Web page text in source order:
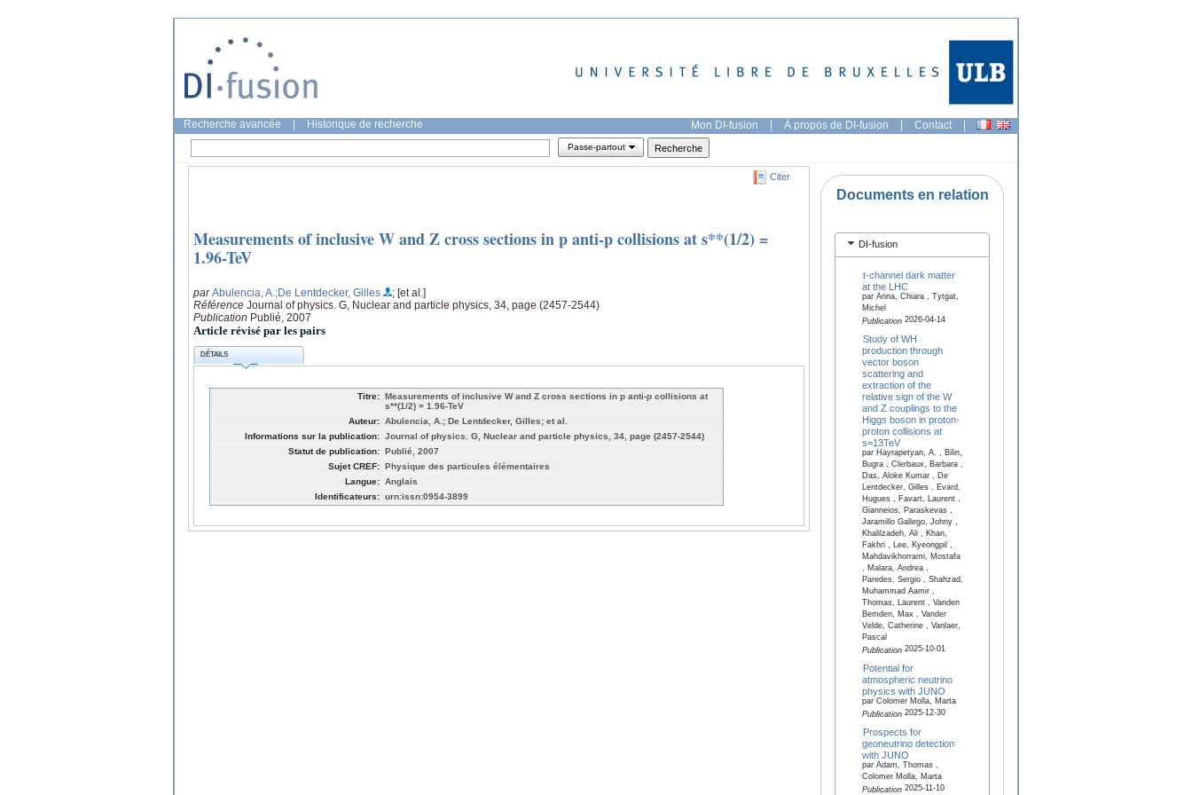
Recherche avancée Historique de recherche Mon DI-fusion | À propos de DI-fusion | Contact |
Passe-partout
Citer
Measurements of inclusive W and Z cross sections in p anti-p collisions at s**(1/2) =
1.96-TeV
parAbulencia, A. ;De Lentdecker, Gilles
; [et al.]
Référence Journal of physics. G, Nuclear and particle physics, 34, page (2457-2544)
Publication Publié, 2007
Article révisé par les pairs
DÉTAILS
Titre: Measurements of inclusive W and Z cross sections in p anti-p collisions at
s**(1/2) = 1.96-TeV
Auteur: Abulencia, A.; De Lentdecker, Gilles; et al.
Informations sur la publication: Journal of physics. G, Nuclear and particle physics, 34, page (2457-2544)
Statut de publication: Publié, 2007
Sujet CREF: Physique des particules élémentaires
Langue: Anglais
Identificateurs: urn:issn:0954-3899
Documents en relation
DI-fusion
t-channel dark matter
at the LHC
par Arina, Chiara , Tytgat,
Michel
Publication2026-04-14
Study of WH
production through
vector boson
scattering and
extraction of the
relative sign of the W
and Z couplings to the
Higgs boson in proton-
proton collisions at
s=13TeV
par Hayrapetyan, A. , Bilin,
Bugra , Clerbaux, Barbara ,
Das, Aloke Kumar , De
Lentdecker, Gilles , Evard,
Hugues , Favart, Laurent ,
Gianneios, Paraskevas ,
Jaramillo Gallego, Johny ,
Khalilzadeh, Ali , Khan,
Fakhri , Lee, Kyeongpil ,
Mahdavikhorrami, Mostafa
, Malara, Andrea ,
Paredes, Sergio , Shahzad,
Muhammad Aamir ,
Thomas, Laurent , Vanden
Bemden, Max , Vander
Velde, Catherine , Vanlaer,
Pascal
Publication2025-10-01
Potential for
atmospheric neutrino
physics with JUNO
par Colomer Molla, Marta
Publication2025-12-30
Prospects for
geoneutrino detection
with JUNO
par Adam, Thomas ,
Colomer Molla, Marta
Publication2025-11-10